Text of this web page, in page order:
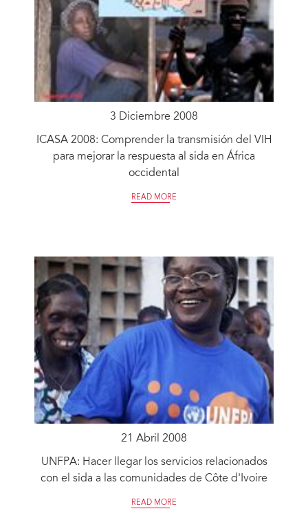
3 Diciembre 2008
ICASA 2008: Comprender la transmisión del VIH
para mejorar la respuesta al sida en África
occidental
READ MORE
21 Abril 2008
UNFPA: Hacer llegar los servicios relacionados
con el sida a las comunidades de Côte d'Ivoire
READ MORE